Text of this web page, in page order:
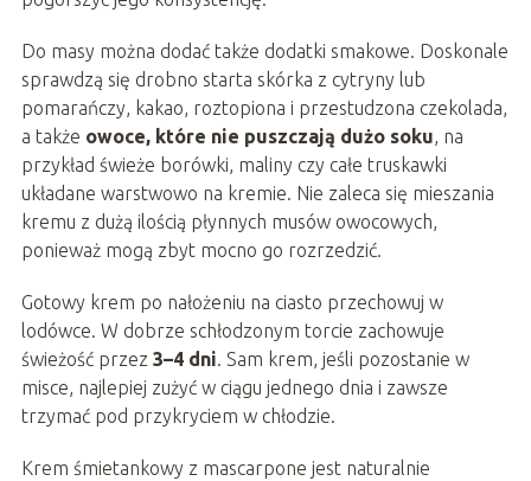
Do masy można dodać także dodatki smakowe. Doskonale
sprawdzą się drobno starta skórka z cytryny lub
pomarańczy, kakao, roztopiona i przestudzona czekolada,
a także owoce, które nie puszczają dużo soku, na
przykład świeże borówki, maliny czy całe truskawki
układane warstwowo na kremie. Nie zaleca się mieszania
kremu z dużą ilością płynnych musów owocowych,
ponieważ mogą zbyt mocno go rozrzedzić.
Gotowy krem po nałożeniu na ciasto przechowuj w
lodówce. W dobrze schłodzonym torcie zachowuje
świeżość przez 3–4 dni. Sam krem, jeśli pozostanie w
misce, najlepiej zużyć w ciągu jednego dnia i zawsze
trzymać pod przykryciem w chłodzie.
Krem śmietankowy z mascarpone jest naturalnie